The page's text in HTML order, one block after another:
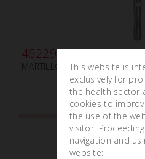
462290
MARTILLO MEAD 320g mm170
This website is
exclusively for
the health sector
cookies to
the use of the
visitor.
navigation and
website: